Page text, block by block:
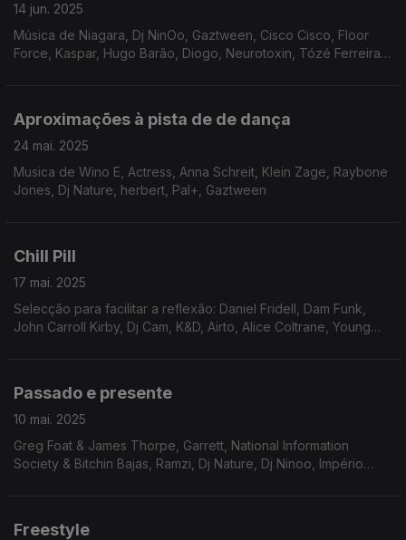
14 jun. 2025
Música de Niagara, Dj NinOo, Gaztween, Cisco Cisco, Floor
Force, Kaspar, Hugo Barão, Diogo, Neurotoxin, Tózé Ferreira,
Aproximações à pista de de dança
24 mai. 2025
Musica de Wino E, Actress, Anna Schreit, Klein Zage, Raybone
Jones, Dj Nature, herbert, Pal+, Gaztween
Chill Pill
17 mai. 2025
Selecção para facilitar a reflexão: Daniel Fridell, Dam Funk,
John Carroll Kirby, Dj Cam, K&D, Airto, Alice Coltrane, Young
Passado e presente
10 mai. 2025
Greg Foat & James Thorpe, Garrett, National Information
Society & Bitchin Bajas, Ramzi, Dj Nature, Dj Ninoo, Império
Freestyle